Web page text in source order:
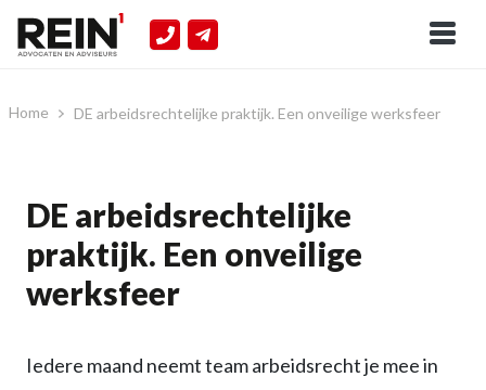
Home DE arbeidsrechtelijke praktijk. Een onveilige werksfeer
DE arbeidsrechtelijke
praktijk. Een onveilige
werksfeer
Iedere maand neemt team arbeidsrecht je mee in